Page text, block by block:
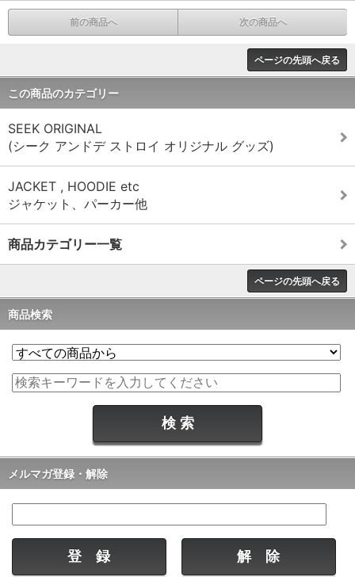
前の商品へ 次の商品へ
ページの先頭へ戻る
この商品のカテゴリー
SEEK ORIGINAL
(シーク アンドデ ストロイ オリジナル グッズ)
JACKET , HOODIE etc
ジャケット、パーカー他
商品カテゴリー一覧
ページの先頭へ戻る
商品検索
メルマガ登録・解除